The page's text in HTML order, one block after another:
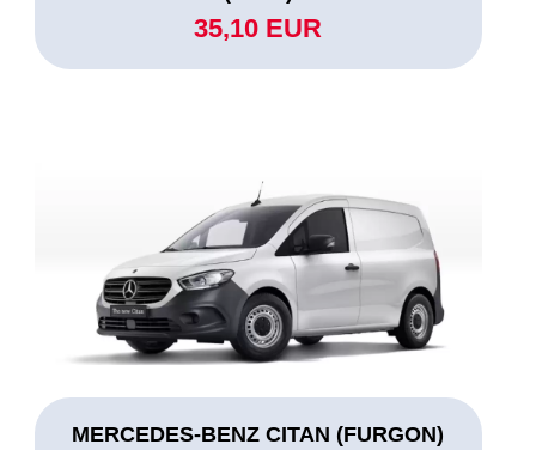
35,10 EUR
MERCEDES-BENZ CITAN (FURGON)